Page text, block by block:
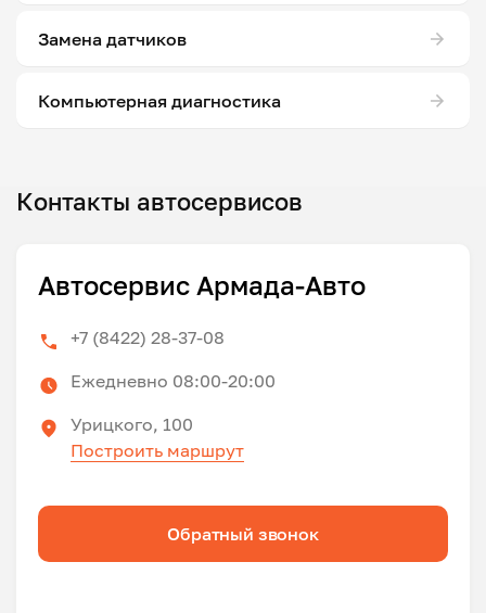
Замена датчиков
Компьютерная диагностика
Контакты автосервисов
Автосервис Армада-Авто
+7 (8422) 28-37-08
Ежедневно 08:00-20:00
Урицкого, 100
Построить маршрут
Обратный звонок